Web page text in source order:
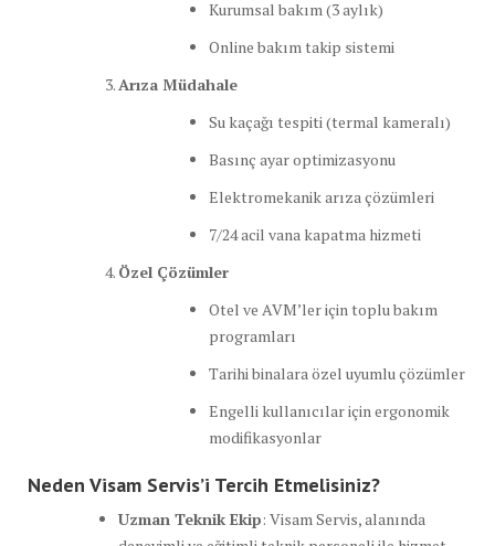
Kurumsal bakım (3 aylık)
Online bakım takip sistemi
Arıza Müdahale
Su kaçağı tespiti (termal kameralı)
Basınç ayar optimizasyonu
Elektromekanik arıza çözümleri
7/24 acil vana kapatma hizmeti
Özel Çözümler
Otel ve AVM’ler için toplu bakım
programları
Tarihi binalara özel uyumlu çözümler
Engelli kullanıcılar için ergonomik
modifikasyonlar
Neden Visam Servis’i Tercih Etmelisiniz?
Uzman Teknik Ekip: Visam Servis, alanında